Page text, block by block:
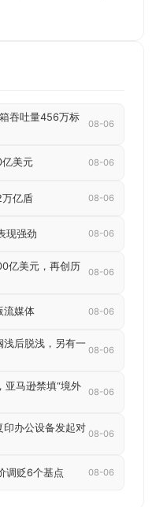
吞吐量456万标
08-06
美元 08-06
亿盾 08-06
现强劲 08-06
亿美元，再创历
08-06
流媒体 08-06
后脱浅，另有一
08-06
亚马逊禁填“境外
08-06
印办公设备发起对
08-06
调贬6个基点 08-06